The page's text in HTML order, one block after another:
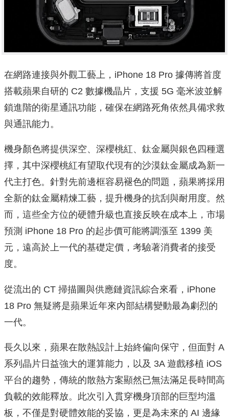
在網路連接與外觀工藝上，iPhone 18 Pro 據傳將首度
搭載蘋果自研的 C2 數據機晶片，支援 5G 毫米波並解
鎖進階的衛星通訊功能，確保在網路死角依然具備求救
與通訊能力。
機身顏色將提供深空、深櫻桃紅、鈦金屬與銀色四種選
擇，其中深櫻桃紅有望取代現有的沙漠鈦金屬成為新一
代主打色。針對先前邊框容易褪色的問題，蘋果將採用
全新的鈦金屬精煉工藝，提升機身的抗刮與耐用度。然
而，這些全方位的硬體升級也直接反映在成本上，市場
預測 iPhone 18 Pro 的起步價可能將調漲至 1399 美
元，遠高於上一代的基礎定價，考驗著消費者的接受
度。
從流出的 CT 掃描圖與供應鏈資訊綜合來看，iPhone
18 Pro 無疑將是蘋果近年來內部結構變動最為劇烈的
一代。
長久以來，蘋果在散熱設計上始終偏向保守，但面對 A
系列晶片日益強大的運算能力，以及 3A 遊戲移植 iOS
平台的趨勢，傳統的散熱方案顯然已無法滿足長時間高
負載的效能釋放。此次引入貫穿機身頂部的巨型均溫
板，不僅是對硬體效能的妥協，更是為未來的 AI 邊緣